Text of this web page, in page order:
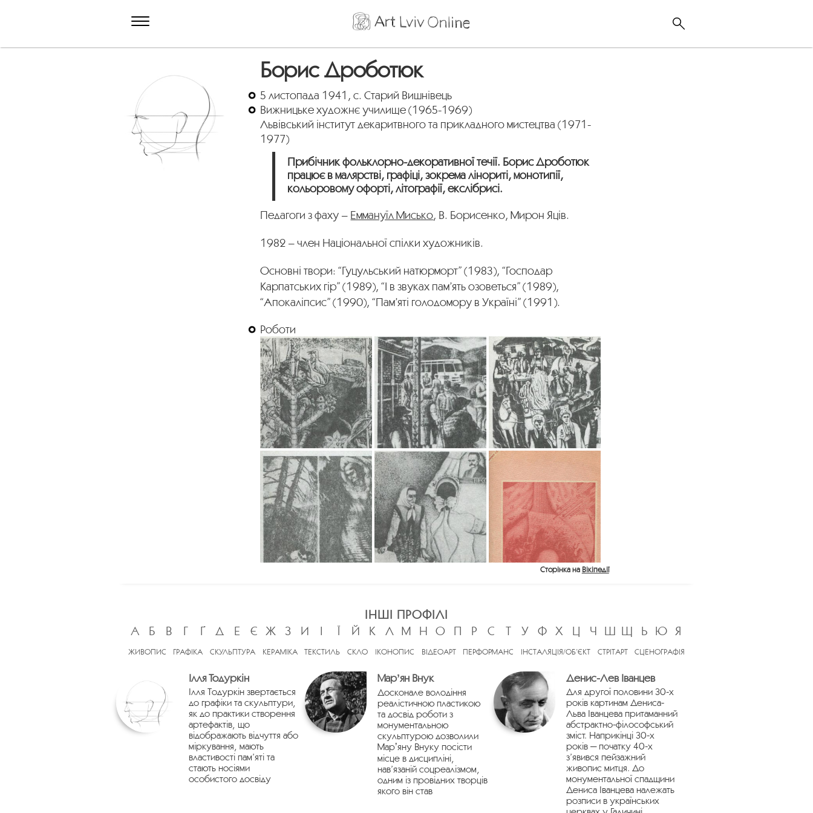
Борис Дроботюк
5 листопада 1941, с. Старий Вишнівець
Вижницьке художнє училище (1965-1969)
Львівський інститут декаритвного та прикладного мистецтва (1971-
1977)
Прибічник фольклорно-декоративної течії. Борис Дроботюк
працює в малярстві, графіці, зокрема лінориті, монотипії,
кольоровому офорті, літографії, екслібрисі.
Педагоги з фаху – Еммануїл Мисько, В. Борисенко, Мирон Яців.
1982 – член Національної спілки художників.
Основні твори: “Гуцульський натюрморт” (1983), “Господар
Карпатських гір” (1989), “І в звуках пам’ять озоветься” (1989),
“Апокаліпсис” (1990), “Пам’яті голодомору в Україні” (1991).
Роботи
Сторінка на Вікіпедії
ІНШІ ПРОФІЛІ
А
Б В Г Ґ Д Е Є Ж З И І Ї Й К Л М Н О П Р С Т У Ф Х Ц Ч Ш Щ Ь Ю Я
ЖИВОПИС ГРАФІКА СКУЛЬПТУРА КЕРАМІКА ТЕКСТИЛЬ СКЛО ІКОНОПИС ВІДЕОАРТ ПЕРФОРМАНС ІНСТАЛЯЦІЯ/ОБ’ЄКТ СТРІТАРТ СЦЕНОГРАФІЯ
Ілля Тодуркін
Ілля Тодуркін звертається
до графіки та скульптури,
як до практики створення
артефактів, що
відображають відчуття або
міркування, мають
властивості пам’яті та
стають носіями
особистого досвіду
Марʼян Внук
Досконале володіння
реалістичною пластикою
та досвід роботи з
монументальною
скульптурою дозволили
Марʼяну Внуку посісти
місце в дисципліні,
нав’язаній соцреалізмом,
одним із провідних творців
якого він став
Денис-Лев Іванцев
Для другої половини 30-х
років картинам Дениса-
Льва Іванцева притаманний
абстрактно-філософський
зміст. Наприкінці 30-х
років — початку 40-х
з’явився пейзажний
живопис митця. До
монументальної спадщини
Дениса Іванцева належать
розписи в українських